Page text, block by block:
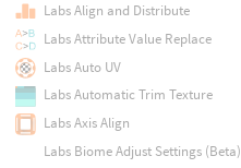
Labs Align and Distribute
Labs Attribute Value Replace
Labs Auto UV
Labs Automatic Trim Texture
Labs Axis Align
Labs Biome Adjust Settings (Beta)